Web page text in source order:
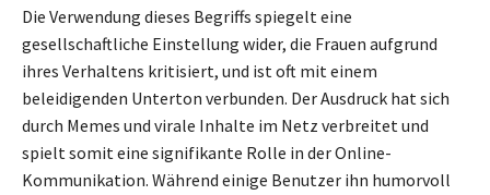
Die Verwendung dieses Begriffs spiegelt eine
gesellschaftliche Einstellung wider, die Frauen aufgrund
ihres Verhaltens kritisiert, und ist oft mit einem
beleidigenden Unterton verbunden. Der Ausdruck hat sich
durch Memes und virale Inhalte im Netz verbreitet und
spielt somit eine signifikante Rolle in der Online-
Kommunikation. Während einige Benutzer ihn humorvoll